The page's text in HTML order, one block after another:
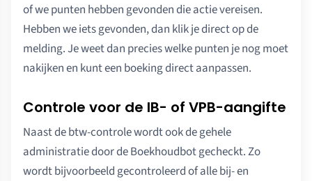
of we punten hebben gevonden die actie vereisen.
Hebben we iets gevonden, dan klik je direct op de
melding. Je weet dan precies welke punten je nog moet
nakijken en kunt een boeking direct aanpassen.
Controle voor de IB- of VPB-aangifte
Naast de btw-controle wordt ook de gehele
administratie door de Boekhoudbot gecheckt. Zo
wordt bijvoorbeeld gecontroleerd of alle bij- en